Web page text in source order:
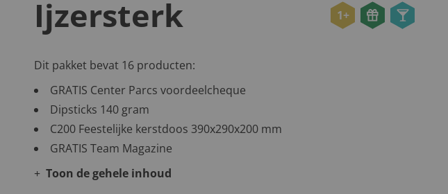
Ijzersterk 1+
Dit pakket bevat 16 producten:
GRATIS Center Parcs voordeelcheque
Dipsticks 140 gram
C200 Feestelijke kerstdoos 390x290x200 mm
GRATIS Team Magazine
Toon de gehele inhoud